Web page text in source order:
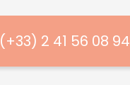
(+33) 2 41 56 08 94